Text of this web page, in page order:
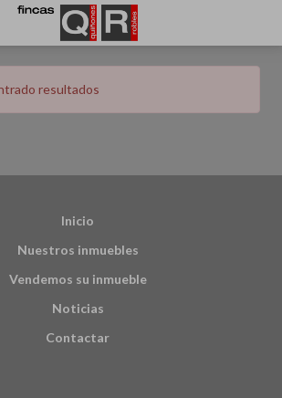
resultados
Inicio
Nuestros inmuebles
Vendemos su inmueble
Noticias
Contactar